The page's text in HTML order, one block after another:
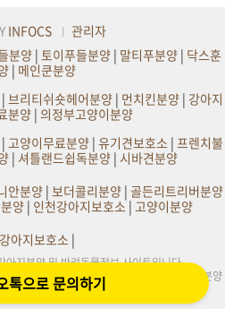
INFOCS
관리자
분양 | 토이푸들분양 | 말티푸분양 | 닥스훈
| 메인쿤분양
브리티쉬숏헤어분양| 먼치킨분양| 강아지
분양| 의정부고양이분양
고양이무료분양| 유기견보호소| 프렌치불
| 셔틀랜드쉽독분양 | 시바견분양
안분양| 보더콜리분양| 골든리트리버분양
양| 인천강아지보호소| 고양이분양
아지보호소|
아지분양 및 반려동물정보 사이트입니다.
,전주,평택,광주,화성,천안,일산,김포 강아지분양
이트정보제공
톡으로 문의하기